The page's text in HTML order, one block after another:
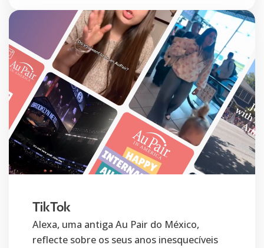
TikTok
Alexa, uma antiga Au Pair do México,
reflecte sobre os seus anos inesquecíveis